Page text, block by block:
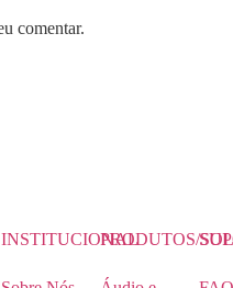
comentar.
INSTITUCIONALPRODUTOS/